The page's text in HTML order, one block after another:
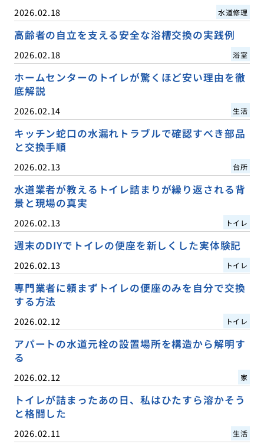
2026.02.18 水道修理
高齢者の自立を支える安全な浴槽交換の実践例
2026.02.18 浴室
ホームセンターのトイレが驚くほど安い理由を徹
底解説
2026.02.14 生活
キッチン蛇口の水漏れトラブルで確認すべき部品
と交換手順
2026.02.13 台所
水道業者が教えるトイレ詰まりが繰り返される背
景と現場の真実
2026.02.13 トイレ
週末のDIYでトイレの便座を新しくした実体験記
2026.02.13 トイレ
専門業者に頼まずトイレの便座のみを自分で交換
する方法
2026.02.12 トイレ
アパートの水道元栓の設置場所を構造から解明す
る
2026.02.12 家
トイレが詰まったあの日、私はひたすら溶かそう
と格闘した
2026.02.11 生活